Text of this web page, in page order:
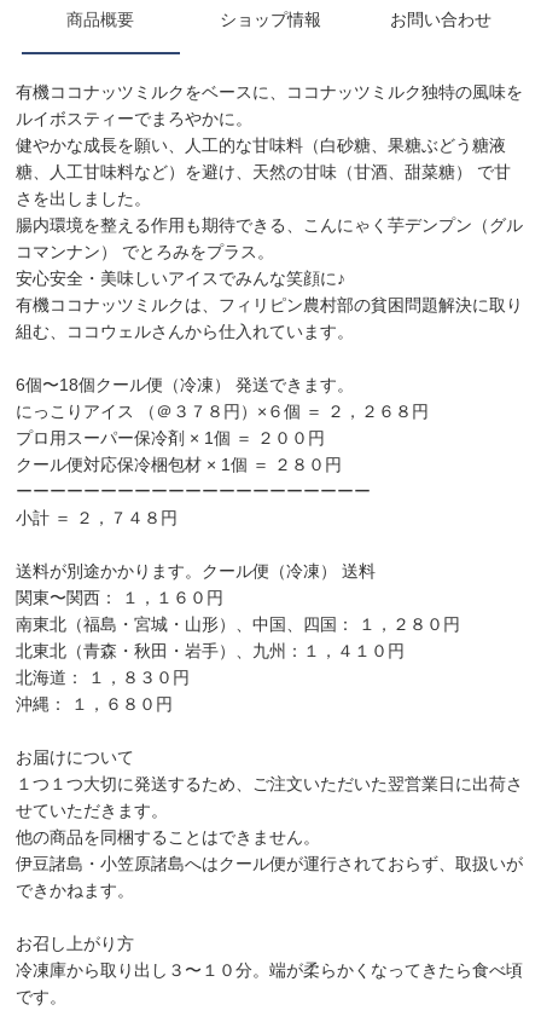
商品概要 ショップ情報 お問い合わせ
有機ココナッツミルクをベースに、ココナッツミルク独特の風味を
ルイボスティーでまろやかに。
健やかな成長を願い、人工的な甘味料（白砂糖、果糖ぶどう糖液
糖、人工甘味料など）を避け、天然の甘味（甘酒、甜菜糖） で甘
さを出しました。
腸内環境を整える作用も期待できる、こんにゃく芋デンプン（グル
コマンナン） でとろみをプラス。
安心安全・美味しいアイスでみんな笑顔に♪
有機ココナッツミルクは、フィリピン農村部の貧困問題解決に取り
組む、ココウェルさんから仕入れています。
6個〜18個クール便（冷凍） 発送できます。
にっこりアイス （＠３７８円）×６個 ＝ ２，２６８円
プロ用スーパー保冷剤 × 1個 ＝ ２００円
クール便対応保冷梱包材 × 1個 ＝ ２８０円
ーーーーーーーーーーーーーーーーーーーーー
小計 ＝ ２，７４８円
送料が別途かかります。クール便（冷凍） 送料
関東〜関西： １，１６０円
南東北（福島・宮城・山形）、中国、四国： １，２８０円
北東北（青森・秋田・岩手）、九州：１，４１０円
北海道： １，８３０円
沖縄： １，６８０円
お届けについて
１つ１つ大切に発送するため、ご注文いただいた翌営業日に出荷さ
せていただきます。
他の商品を同梱することはできません。
伊豆諸島・小笠原諸島へはクール便が運行されておらず、取扱いが
できかねます。
お召し上がり方
冷凍庫から取り出し３〜１０分。端が柔らかくなってきたら食べ頃
です。